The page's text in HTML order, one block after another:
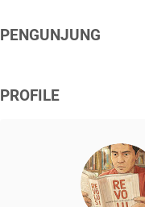
PENGUNJUNG
PROFILE